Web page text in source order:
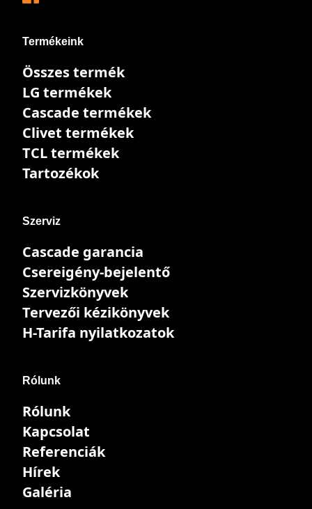
Termékeink
Összes termék
LG termékek
Cascade termékek
Clivet termékek
TCL termékek
Tartozékok
Szerviz
Cascade garancia
Csereigény-bejelentő
Szervizkönyvek
Tervezői kézikönyvek
H-Tarifa nyilatkozatok
Rólunk
Rólunk
Kapcsolat
Referenciák
Hírek
Galéria